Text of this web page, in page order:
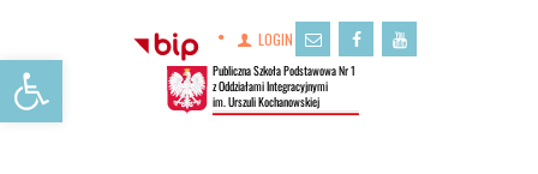
Open toolbar
LOGIN